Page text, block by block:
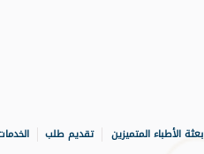
بعثة الأطباء المتميزين تقديم طلب